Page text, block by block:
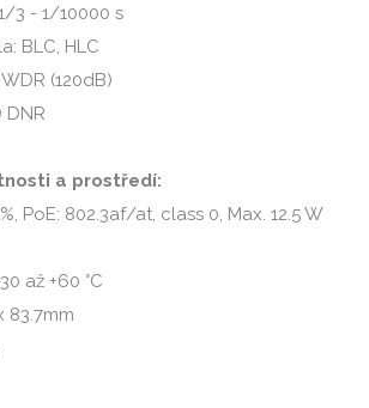
3 - 1/10000 s
BLC, HLC
(120dB)
DNR
a prostředí:
PoE: 802.3af/at, class 0, Max. 12.5 W
až +60 °C
83.7mm